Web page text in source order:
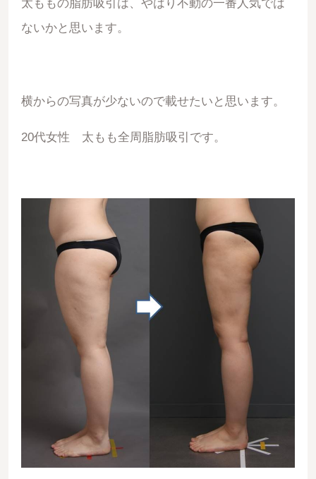
太ももの脂肪吸引は、やはり不動の一番人気では
ないかと思います。
横からの写真が少ないので載せたいと思います。
20代女性 太もも全周脂肪吸引です。